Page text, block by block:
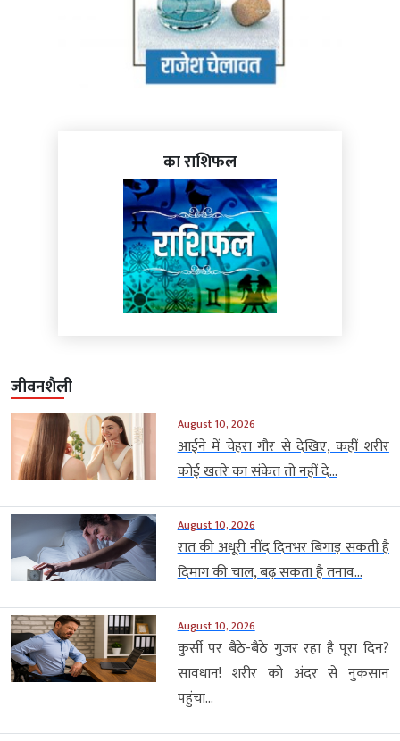
का राशिफल
जीवनशैली
August 10, 2026
आईने में चेहरा गौर से देखिए, कहीं शरीर
कोई खतरे का संकेत तो नहीं दे...
August 10, 2026
रात की अधूरी नींद दिनभर बिगाड़ सकती है
दिमाग की चाल, बढ़ सकता है तनाव...
August 10, 2026
कुर्सी पर बैठे-बैठे गुजर रहा है पूरा दिन?
सावधान! शरीर को अंदर से नुकसान
पहुंचा...